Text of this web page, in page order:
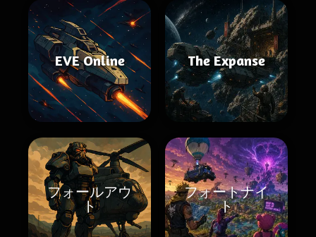
EVE Online The Expanse
フォールアウ
ト
フォートナイ
ト